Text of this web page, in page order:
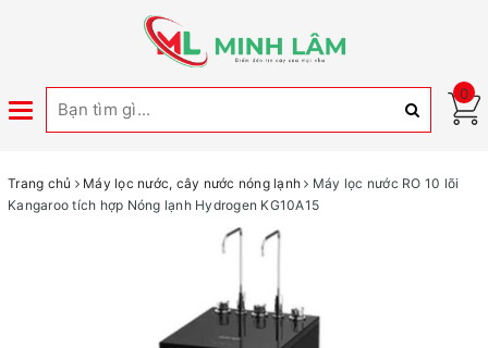
Toggle
0
Trang chủ Máy lọc nước, cây nước nóng lạnh
Máy lọc nước RO 10 lõi
Kangaroo tích hợp Nóng lạnh Hydrogen KG10A15